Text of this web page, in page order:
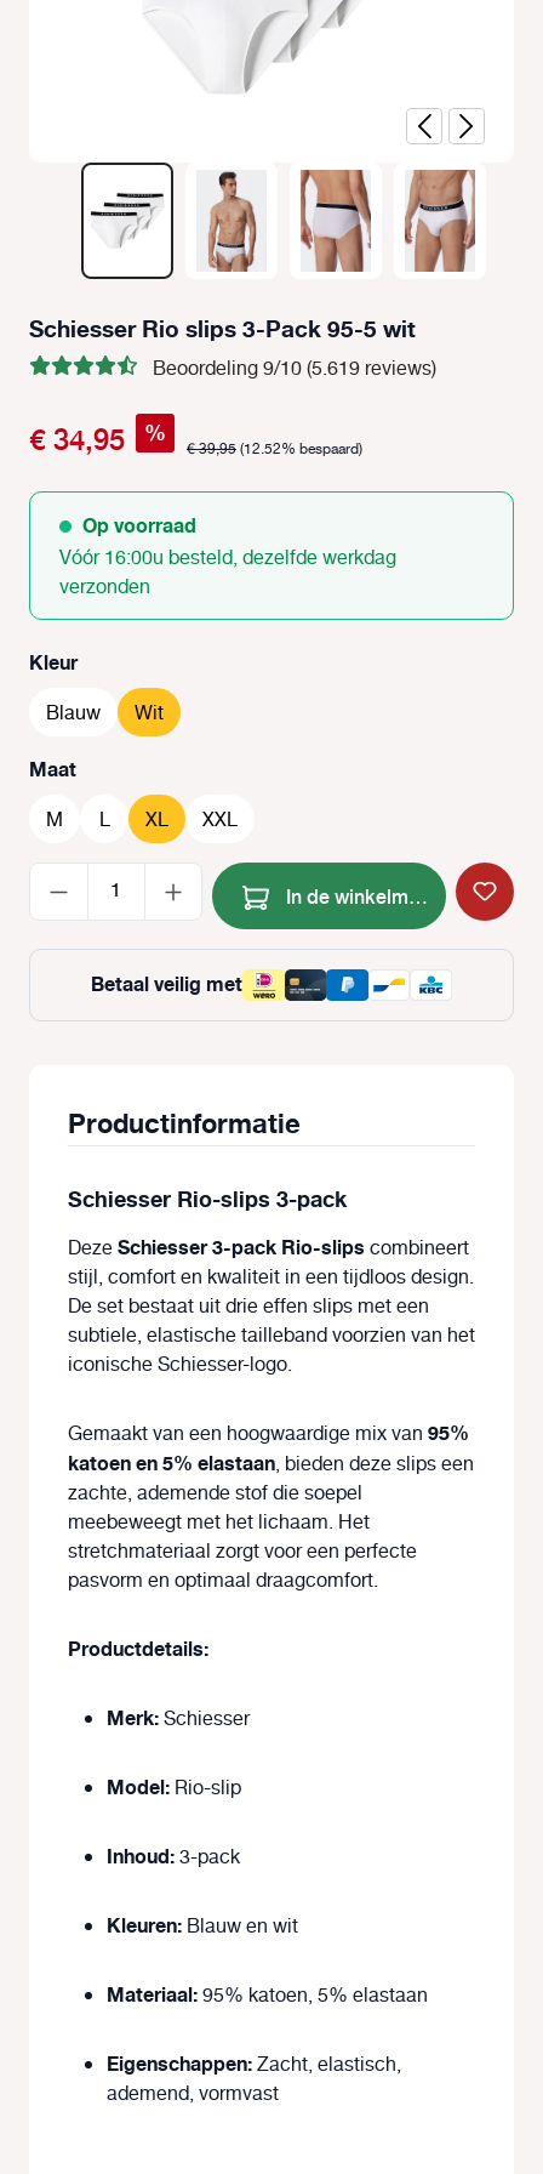
Schiesser Rio slips 3-Pack 95-5 wit
Beoordeling 9/10 (5.619 reviews)
€ 34,95 % € 39,95(12.52% bespaard)
Op voorraad
Vóór 16:00u besteld, dezelfde werkdag
verzonden
Selecteer
Kleur
Blauw Wit
Selecteer
Maat
M L XL XXL
Producthoeveelheid: Voer
In de winkelmand
Betaal veilig met
Productinformatie
Schiesser Rio-slips 3-pack
DezeSchiesser 3-pack Rio-slips combineert
stijl, comfort en kwaliteit in een tijdloos design.
De set bestaat uit drie effen slips met een
subtiele, elastische tailleband voorzien van het
iconische Schiesser-logo.
Gemaakt van een hoogwaardige mix van 95%
katoen en 5% elastaan, bieden deze slips een
zachte, ademende stof die soepel
meebeweegt met het lichaam. Het
stretchmateriaal zorgt voor een perfecte
pasvorm en optimaal draagcomfort.
Productdetails:
Merk:Schiesser
Model: Rio-slip
Inhoud:3-pack
Kleuren: Blauw en wit
Materiaal:95% katoen, 5% elastaan
Eigenschappen:Zacht, elastisch,
ademend, vormvast